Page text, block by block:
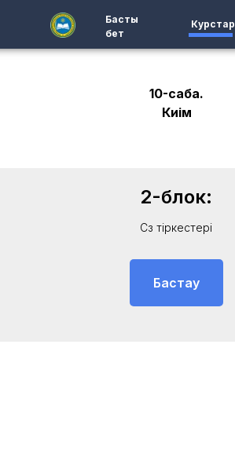
Басты
бет
Курстар
10-сабақ.
Киім
2-блок:
Сөз тіркестері
Бастау